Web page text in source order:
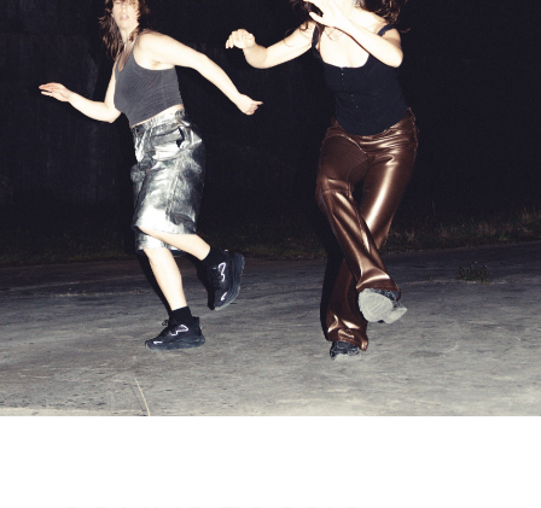
· EDICIÓN 2025 EDIZIOA
· EDICIÓN 2024 EDIZIOA
· EDICIÓN 2023 EDIZIOA
· EDICIÓN 2022 EDIZIOA
· EDICIÓN 2021 EDIZIOA
· EDICIÓN 2020 EDIZIOA
· EDICIÓN 2019 EDIZIOA
Search for:
Pasaiako
Dantza
Festibala